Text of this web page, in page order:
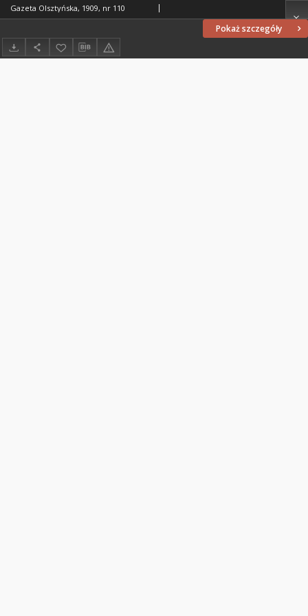
Pokaż szczegóły
Gazeta Olsztyńska, 1909, nr 110